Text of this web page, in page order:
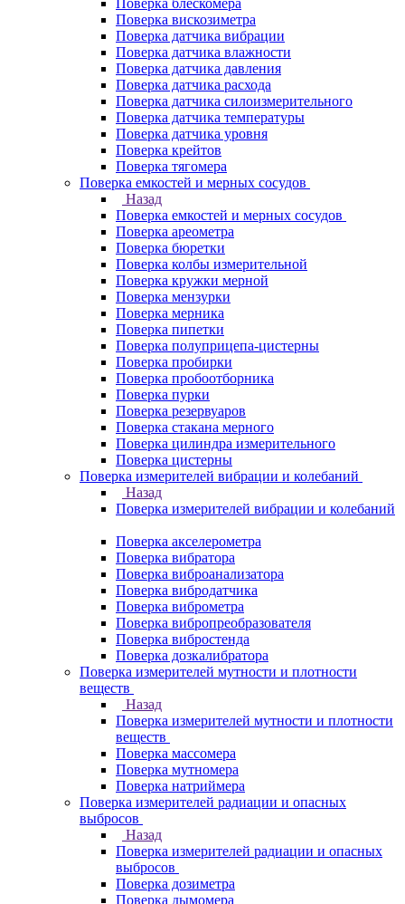
Поверка блескомера
Поверка вискозиметра
Поверка датчика вибрации
Поверка датчика влажности
Поверка датчика давления
Поверка датчика расхода
Поверка датчика силоизмерительного
Поверка датчика температуры
Поверка датчика уровня
Поверка крейтов
Поверка тягомера
Поверка емкостей и мерных сосудов
Назад
Поверка емкостей и мерных сосудов
Поверка ареометра
Поверка бюретки
Поверка колбы измерительной
Поверка кружки мерной
Поверка мензурки
Поверка мерника
Поверка пипетки
Поверка полуприцепа-цистерны
Поверка пробирки
Поверка пробоотборника
Поверка пурки
Поверка резервуаров
Поверка стакана мерного
Поверка цилиндра измерительного
Поверка цистерны
Поверка измерителей вибрации и колебаний
Назад
Поверка измерителей вибрации и колебаний
Поверка акселерометра
Поверка вибратора
Поверка виброанализатора
Поверка вибродатчика
Поверка виброметра
Поверка вибропреобразователя
Поверка вибростенда
Поверка дозкалибратора
Поверка измерителей мутности и плотности
веществ
Назад
Поверка измерителей мутности и плотности
веществ
Поверка массомера
Поверка мутномера
Поверка натриймера
Поверка измерителей радиации и опасных
выбросов
Назад
Поверка измерителей радиации и опасных
выбросов
Поверка дозиметра
Поверка дымомера